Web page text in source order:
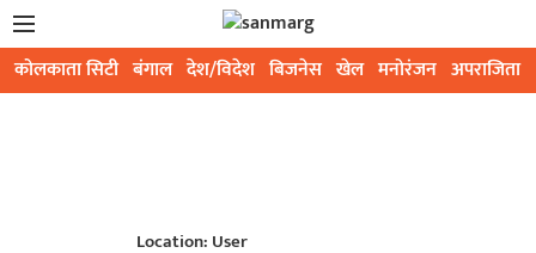
कोलकाता सिटी बंगाल देश/विदेश बिजनेस खेल मनोरंजन अपराजिता
Location: User